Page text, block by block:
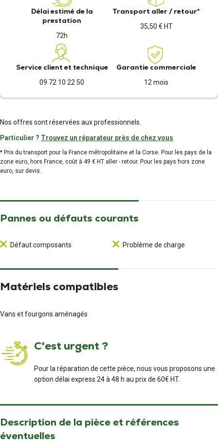
Délai estimé de la
prestation
72h
Transport aller / retour*
35,50 € HT
Service client et technique
09 72 10 22 50
Garantie commerciale
12 mois
Nos offres sont réservées aux professionnels.
Particulier ? Trouvez un réparateur près de chez vous
* Prix du transport pour la France métropolitaine et la Corse. Pour les pays de la
zone euro, hors France, coût à 49 € HT aller - retour. Pour les pays hors zone
euro, sur devis.
Pannes ou défauts courants
Défaut composants Problème de charge
Matériels compatibles
Vans et fourgons aménagés
C'est urgent ?
Pour la réparation de cette pièce, nous vous proposons une
option délai express 24 à 48 h au prix de 60€ HT.
Description de la pièce et références
éventuelles